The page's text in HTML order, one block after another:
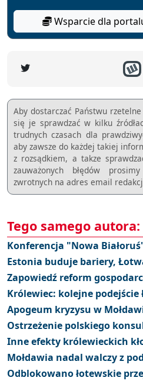
Wsparcie dla
Aby dostarczać Państwu
się je sprawdzać w kilku
trudnych czasach dla
aby zawsze do każdej takiej
z rozsądkiem, a takze
zauważonych błędów
zwrotnych na adres email
Tego samego autora:
Konferencja "Nowa
Estonia buduje bariery,
Zapowiedź reform
Królewiec: kolejne podejście
Apogeum kryzysu w
Ostrzeżenie polskiego
Inne efekty królewieckich
Mołdawia nadal walczy z
Odblokowano łotewskie